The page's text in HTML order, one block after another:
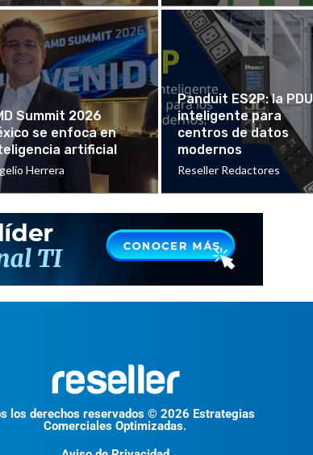
Summit 2026
se enfoca en
artificial
Herrera
Panduit ES2P: la PDU
inteligente para
centros de datos
modernos
Reseller Redactores
los derechos reservados © 2026 Estrategias
Comerciales Optimizadas.